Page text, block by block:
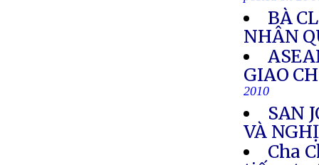
BÀ
NHÂN
GIAO
2010
SAN
VÀ
Cha